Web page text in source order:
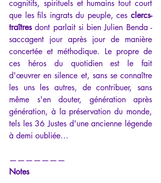
cognitifs, spirituels et humains tout court
que les fils ingrats du peuple, ces clercs-
traîtres dont parlait si bien Julien Benda -
saccagent jour après jour de manière
concertée et méthodique. Le propre de
ces héros du quotidien est le fait
d'œuvrer en silence et, sans se connaître
les uns les autres, de contribuer, sans
même s'en douter, génération après
génération, à la préservation du monde,
tels les 36 Justes d'une ancienne légende
à demi oubliée…
———————
Notes